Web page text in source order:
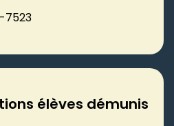
7523
élèves démunis